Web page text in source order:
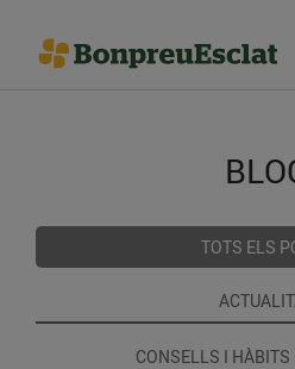
TOTS ELS
CONSELLS I